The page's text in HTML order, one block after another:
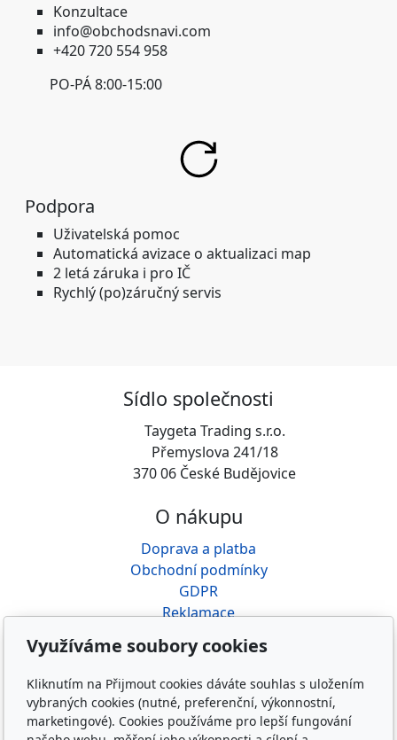
Konzultace
info@obchodsnavi.com
+420 720 554 958
PO-PÁ 8:00-15:00
Podpora
Uživatelská pomoc
Automatická avizace o aktualizaci map
2 letá záruka i pro IČ
Rychlý (po)záručný servis
Sídlo společnosti
Taygeta Trading s.r.o.
Přemyslova 241/18
370 06 České Budějovice
O nákupu
Doprava a platba
Obchodní podmínky
GDPR
Reklamace
O nás
Kdo jsme
Kontakty
Rádce řidiče
Využíváme soubory cookies
Kliknutím na Přijmout cookies dáváte souhlas s uložením
vybraných cookies (nutné, preferenční, výkonnostní,
marketingové). Cookies používáme pro lepší fungování